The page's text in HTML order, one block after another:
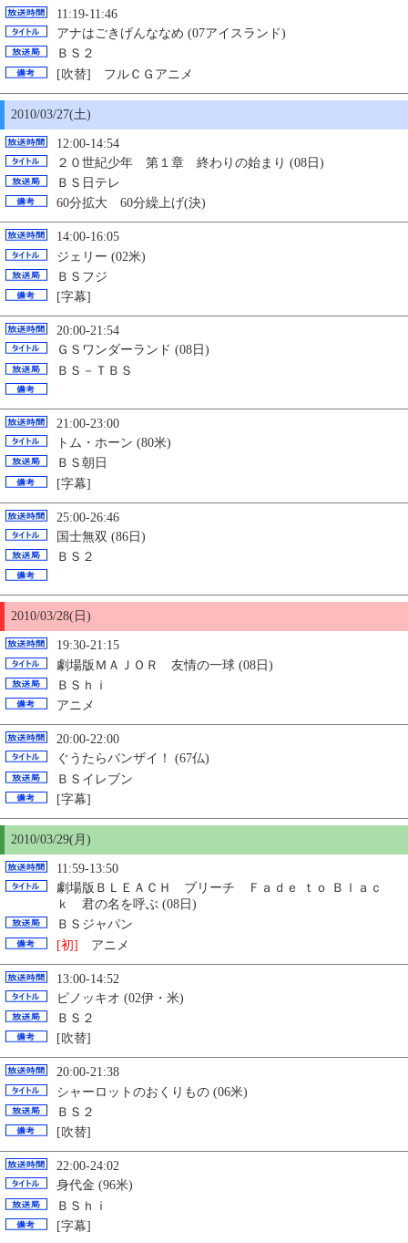
11:19-11:46
アナはごきげんななめ (07アイスランド)
ＢＳ２
[吹替] フルＣＧアニメ
2010/03/27(土)
12:00-14:54
２０世紀少年 第１章 終わりの始まり (08日)
ＢＳ日テレ
60分拡大 60分繰上げ(決)
14:00-16:05
ジェリー (02米)
ＢＳフジ
[字幕]
20:00-21:54
ＧＳワンダーランド (08日)
ＢＳ－ＴＢＳ
21:00-23:00
トム・ホーン (80米)
ＢＳ朝日
[字幕]
25:00-26:46
国士無双 (86日)
ＢＳ２
2010/03/28(日)
19:30-21:15
劇場版ＭＡＪＯＲ 友情の一球 (08日)
ＢＳｈｉ
アニメ
20:00-22:00
ぐうたらバンザイ！ (67仏)
ＢＳイレブン
[字幕]
2010/03/29(月)
11:59-13:50
劇場版ＢＬＥＡＣＨ ブリーチ Ｆａｄｅ ｔｏ Ｂｌａｃ
ｋ 君の名を呼ぶ (08日)
ＢＳジャパン
[初] アニメ
13:00-14:52
ピノッキオ (02伊・米)
ＢＳ２
[吹替]
20:00-21:38
シャーロットのおくりもの (06米)
ＢＳ２
[吹替]
22:00-24:02
身代金 (96米)
ＢＳｈｉ
[字幕]